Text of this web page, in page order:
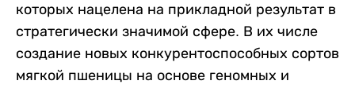
которых нацелена на прикладной результат в
стратегически значимой сфере. В их числе
создание новых конкурентоспособных сортов
мягкой пшеницы на основе геномных и